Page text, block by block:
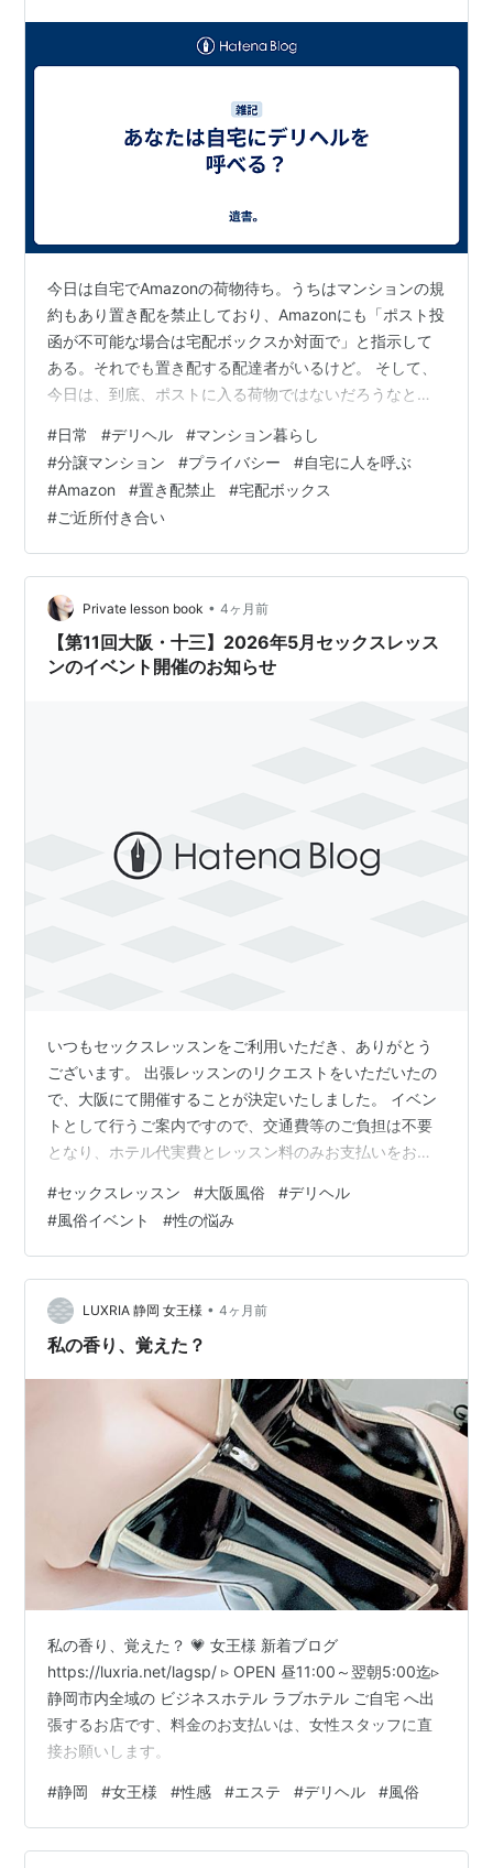
今日は自宅でAmazonの荷物待ち。うちはマンションの規
約もあり置き配を禁止しており、Amazonにも「ポスト投
函が不可能な場合は宅配ボックスか対面で」と指示して
ある。それでも置き配する配達者がいるけど。 そして、
今日は、到底、ポストに入る荷物ではないだろうなと思
て共用スペースのポストまで取りに行った。そうした
ら、同じエレベーターで女性を迎えに行っている住民ら
しき人に会った。 住民「らしき」というのは、ウチのマ
ンションは慣例として住民同士は会ったら挨拶をするこ
とになっており、しないのは、社会人経験がないであろ
う人しか知らないけど、その人ではなく…
#日常 #デリヘル #マンション暮らし
#分譲マンション #プライバシー #自宅に人を呼ぶ
#Amazon #置き配禁止 #宅配ボックス
#ご近所付き合い
Private lesson book • 4ヶ月前
【第11回大阪・十三】2026年5月セックスレッス
ンのイベント開催のお知らせ
いつもセックスレッスンをご利用いただき、ありがとう
ございます。 出張レッスンのリクエストをいただいたの
で、大阪にて開催することが決定いたしました。 イベン
トとして行うご案内ですので、交通費等のご負担は不要
となり、ホテル代実費とレッスン料のみお支払いをお願
は、ぜひこの機会にご利用ください。 詳細についてはこ
ちらをご確認くださいませ。 sexlesson.jp ポチッと応援
↑
#セックスレッスン #大阪風俗 #デリヘル
#風俗イベント #性の悩み
LUXRIA 静岡 女王様 • 4ヶ月前
私の香り、覚えた？
私の香り、覚えた？ 💗 女王様 新着ブログ
https://luxria.net/lagsp/ ▹ OPEN 昼11:00～翌朝5:00迄▹
静岡市内全域の ビジネスホテル ラブホテル ご自宅 へ出
張するお店です、料金のお支払いは、女性スタッフに直
接お願いします。
#静岡 #女王様 #性感 #エステ #デリヘル #風俗